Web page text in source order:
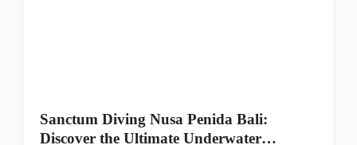
Sanctum Diving Nusa Penida Bali:
Discover the Ultimate Underwater…